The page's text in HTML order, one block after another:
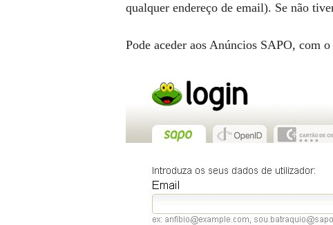
qualquer endereço de email). Se não
Pode aceder aos Anúncios SAPO, com